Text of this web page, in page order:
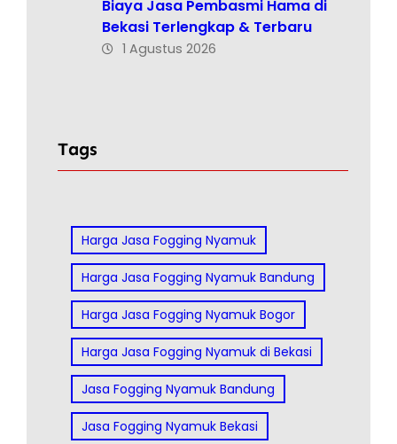
Biaya Jasa Pembasmi Hama di
Bekasi Terlengkap & Terbaru
1 Agustus 2026
Tags
Harga Jasa Fogging Nyamuk
Harga Jasa Fogging Nyamuk Bandung
Harga Jasa Fogging Nyamuk Bogor
Harga Jasa Fogging Nyamuk di Bekasi
Jasa Fogging Nyamuk Bandung
Jasa Fogging Nyamuk Bekasi